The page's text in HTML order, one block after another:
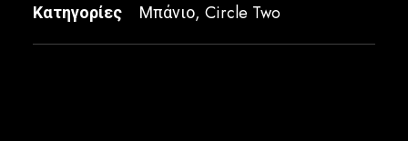
Κατηγορίες Μπάνιο, Circle Two